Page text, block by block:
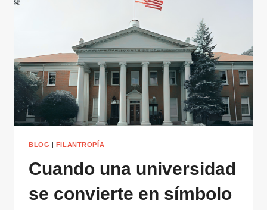
BLOG | FILANTROPÍA
Cuando una universidad
se convierte en símbolo